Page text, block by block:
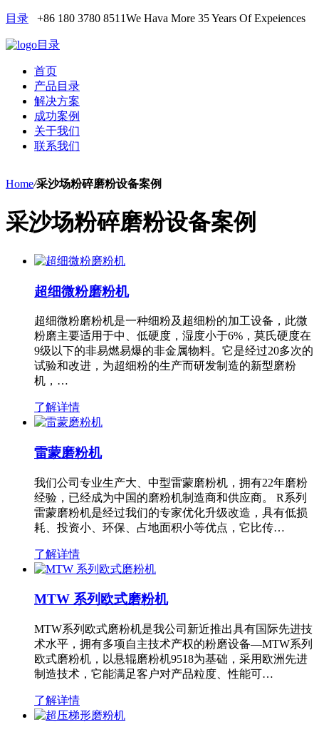
目录 +86 180 3780 8511We Hava More 35 Years Of Expeiences
目录
首页
产品目录
解决方案
成功案例
关于我们
联系我们
Home/采沙场粉碎磨粉设备案例
采沙场粉碎磨粉设备案例
超细微粉磨粉机
超细微粉磨粉机是一种细粉及超细粉的加工设备，此微
粉磨主要适用于中、低硬度，湿度小于6%，莫氏硬度在
9级以下的非易燃易爆的非金属物料。它是经过20多次的
试验和改进，为超细粉的生产而研发制造的新型磨粉
机，…
了解详情
雷蒙磨粉机
我们公司专业生产大、中型雷蒙磨粉机，拥有22年磨粉
经验，已经成为中国的磨粉机制造商和供应商。 R系列
雷蒙磨粉机是经过我们的专家优化升级改造，具有低损
耗、投资小、环保、占地面积小等优点，它比传…
了解详情
MTW 系列欧式磨粉机
MTW系列欧式磨粉机是我公司新近推出具有国际先进技
术水平，拥有多项自主技术产权的粉磨设备—MTW系列
欧式磨粉机，以悬辊磨粉机9518为基础，采用欧洲先进
制造技术，它能满足客户对产品粒度、性能可…
了解详情